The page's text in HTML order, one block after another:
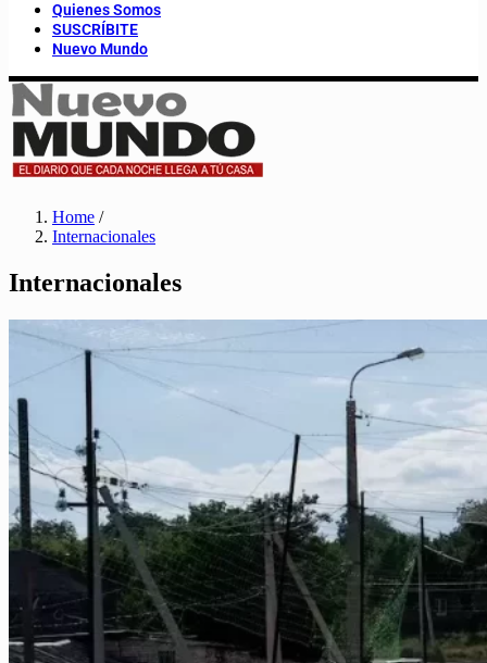
Quienes Somos
SUSCRÍBITE
Nuevo Mundo
Home /
Internacionales
Internacionales